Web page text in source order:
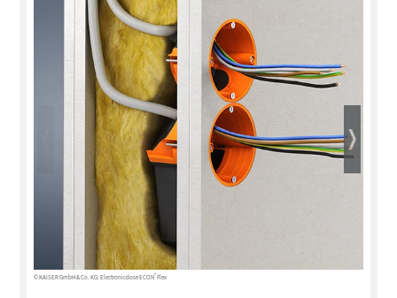
© KAISER GmbH & Co. KG: Electronicdose ECON® Flex